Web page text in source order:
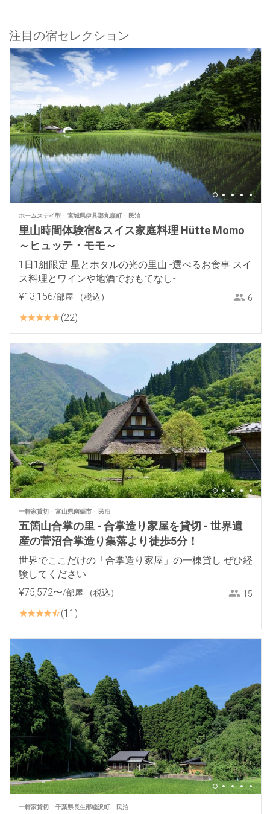
注目の宿セレクション
ホームステイ型 宮城県伊具郡丸森町 民泊
里山時間体験宿&スイス家庭料理 Hütte Momo
～ヒュッテ・モモ～
1日1組限定 星とホタルの光の里山 -選べるお食事 スイ
ス料理とワインや地酒でおもてなし-
¥13,156/部屋 （税込） 6
22
一軒家貸切 富山県南砺市 民泊
五箇山合掌の里 - 合掌造り家屋を貸切 - 世界遺
産の菅沼合掌造り集落より徒歩5分！
世界でここだけの「合掌造り家屋」の一棟貸し ぜひ経
験してください
¥75,572〜/部屋 （税込） 15
11
一軒家貸切 千葉県長生郡睦沢町 民泊